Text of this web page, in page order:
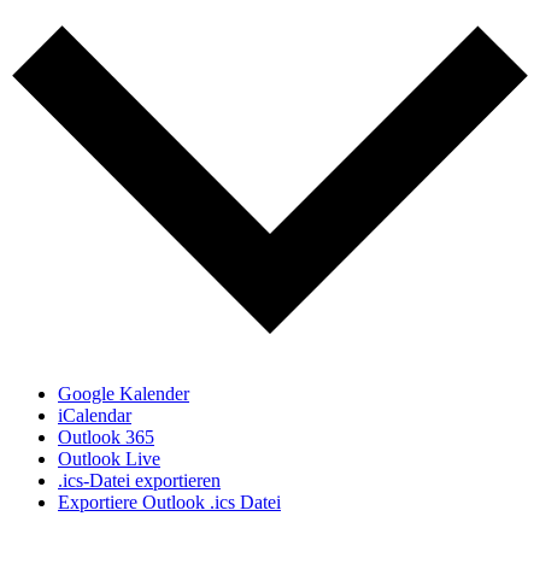
Google Kalender
iCalendar
Outlook 365
Outlook Live
.ics-Datei exportieren
Exportiere Outlook .ics Datei